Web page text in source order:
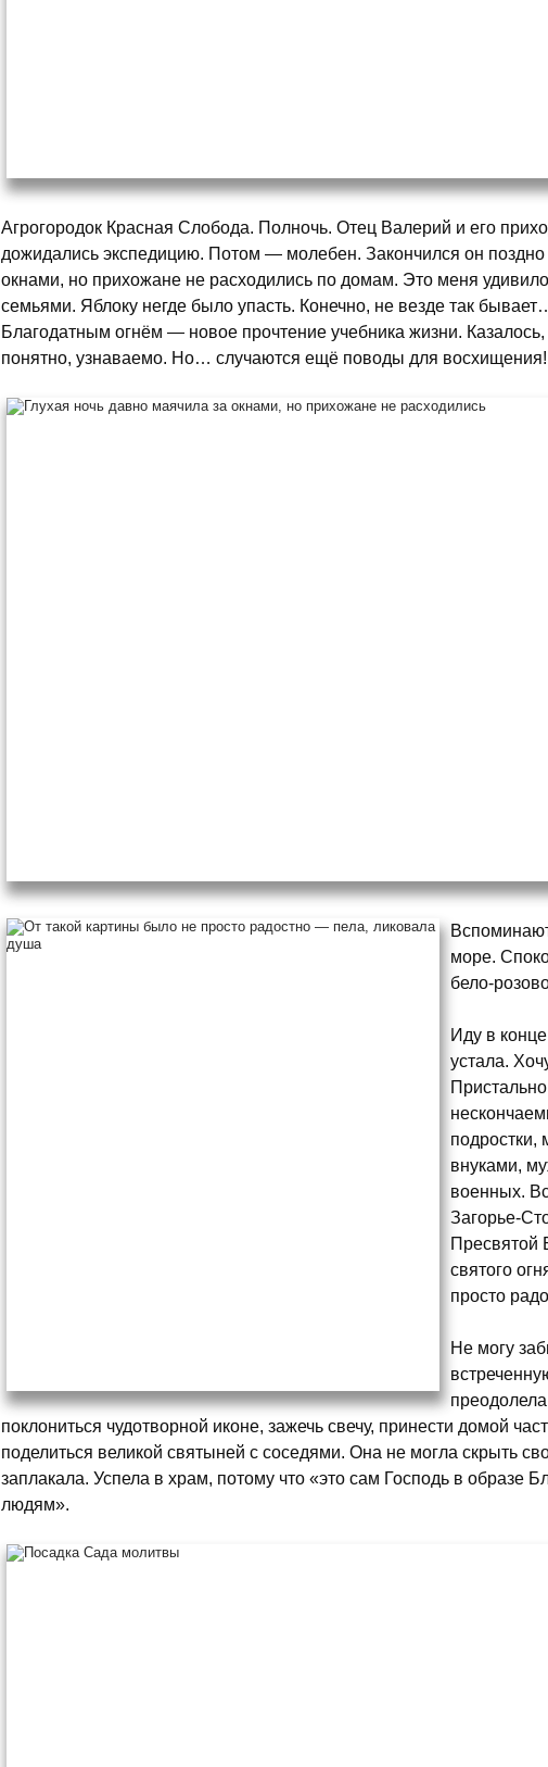
Агрогородок Красная Слобода. Полночь. Отец Валерий и его
дожидались экспедицию. Потом — молебен. Закончился он
окнами, но прихожане не расходились по домам. Это меня
семьями. Яблоку негде было упасть. Конечно, не везде так
Благодатным огнём — новое прочтение учебника жизни.
понятно, узнаваемо. Но… случаются ещё поводы для восхищения!
море.
бело-
Иду в
устала.
внуками,
военных.
Загорье-
Пресвятой
святого
просто
Не могу
поклониться чудотворной иконе, зажечь свечу, принести домой
поделиться великой святыней с соседями. Она не могла скрыть
заплакала. Успела в храм, потому что «это сам Господь в образе
людям».